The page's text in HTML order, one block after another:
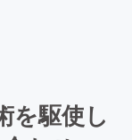
を駆使し